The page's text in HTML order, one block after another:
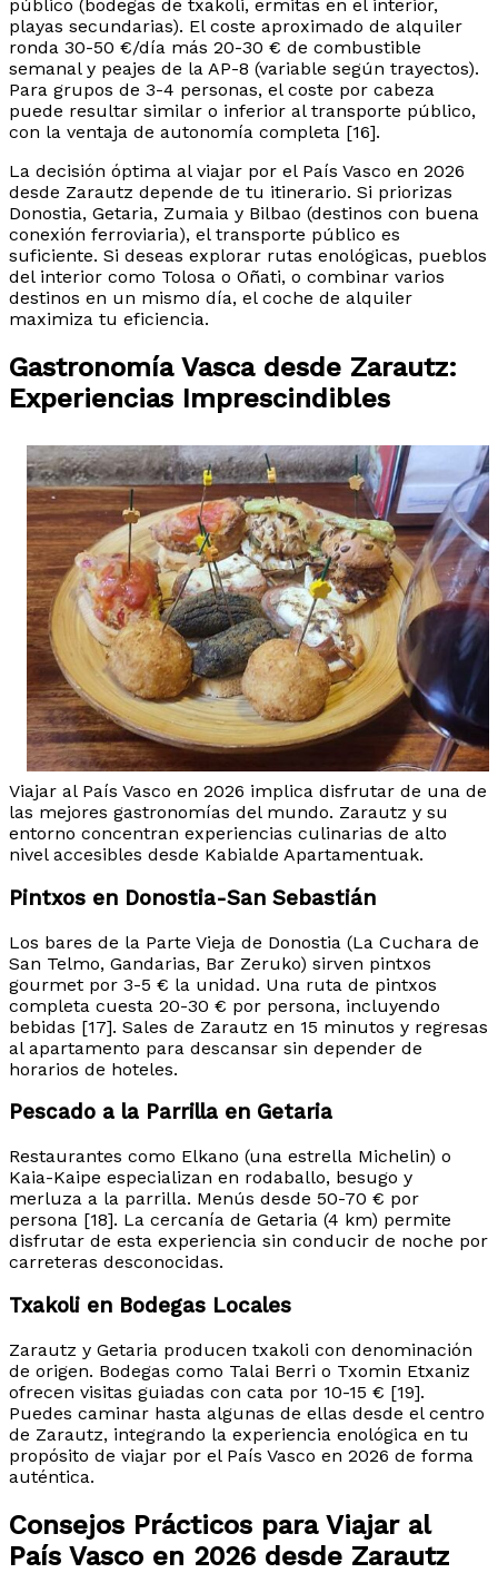
público (bodegas de txakoli, ermitas en el interior,
playas secundarias). El coste aproximado de alquiler
ronda 30-50 €/día más 20-30 € de combustible
semanal y peajes de la AP-8 (variable según trayectos).
Para grupos de 3-4 personas, el coste por cabeza
puede resultar similar o inferior al transporte público,
con la ventaja de autonomía completa [16].
La decisión óptima al viajar por el País Vasco en 2026
desde Zarautz depende de tu itinerario. Si priorizas
Donostia, Getaria, Zumaia y Bilbao (destinos con buena
conexión ferroviaria), el transporte público es
suficiente. Si deseas explorar rutas enológicas, pueblos
del interior como Tolosa o Oñati, o combinar varios
destinos en un mismo día, el coche de alquiler
maximiza tu eficiencia.
Gastronomía Vasca desde Zarautz:
Experiencias Imprescindibles
Viajar al País Vasco en 2026 implica disfrutar de una de
las mejores gastronomías del mundo. Zarautz y su
entorno concentran experiencias culinarias de alto
nivel accesibles desde Kabialde Apartamentuak.
Pintxos en Donostia-San Sebastián
Los bares de la Parte Vieja de Donostia (La Cuchara de
San Telmo, Gandarias, Bar Zeruko) sirven pintxos
gourmet por 3-5 € la unidad. Una ruta de pintxos
completa cuesta 20-30 € por persona, incluyendo
bebidas [17]. Sales de Zarautz en 15 minutos y regresas
al apartamento para descansar sin depender de
horarios de hoteles.
Pescado a la Parrilla en Getaria
Restaurantes como Elkano (una estrella Michelin) o
Kaia-Kaipe especializan en rodaballo, besugo y
merluza a la parrilla. Menús desde 50-70 € por
persona [18]. La cercanía de Getaria (4 km) permite
disfrutar de esta experiencia sin conducir de noche por
carreteras desconocidas.
Txakoli en Bodegas Locales
Zarautz y Getaria producen txakoli con denominación
de origen. Bodegas como Talai Berri o Txomin Etxaniz
ofrecen visitas guiadas con cata por 10-15 € [19].
Puedes caminar hasta algunas de ellas desde el centro
de Zarautz, integrando la experiencia enológica en tu
propósito de viajar por el País Vasco en 2026 de forma
auténtica.
Consejos Prácticos para Viajar al
País Vasco en 2026 desde Zarautz